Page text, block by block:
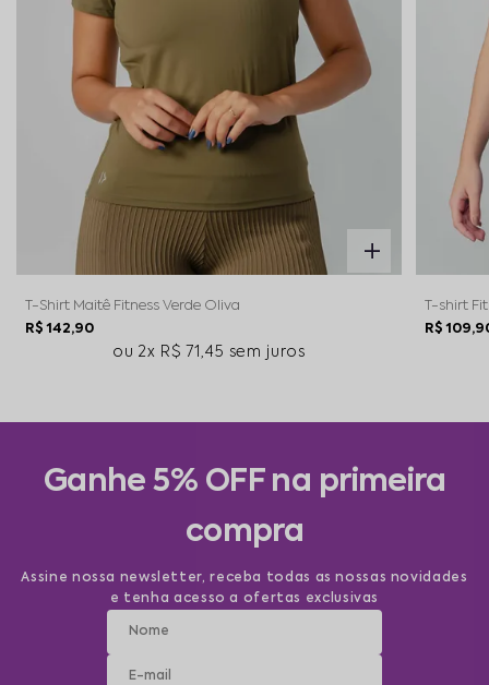
T-Shirt Maitê Fitness Verde Oliva
R$ 142,90
2x R$ 71,45 sem juros
T-shirt
R$
Ganhe 5% OFF na primeira
compra
Assine nossa newsletter, receba todas as nossas novidades
e tenha acesso a ofertas exclusivas